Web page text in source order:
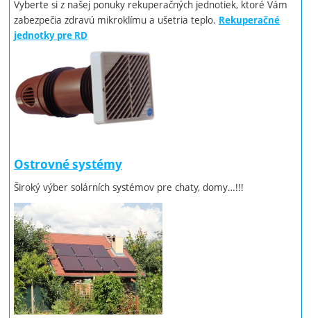
Vyberte si z našej ponuky rekuperačných jednotiek, ktoré Vám
zabezpečia zdravú mikroklímu a ušetria teplo. Rekuperačné
jednotky pre RD
Ostrovné systémy
Široký výber solárních systémov pre chaty, domy…!!!